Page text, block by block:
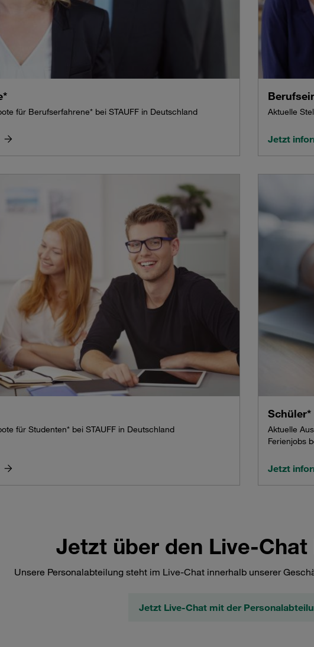
für Berufserfahrene* bei STAUFF in Deutschland Aktuelle
Jetzt
für Studenten* bei STAUFF in Deutschland
Schüler*
Aktuelle
Ferienjobs
Jetzt
Jetzt über den Live-
Unsere Personalabteilung steht im Live-Chat innerhalb unserer
Jetzt Live-Chat mit der